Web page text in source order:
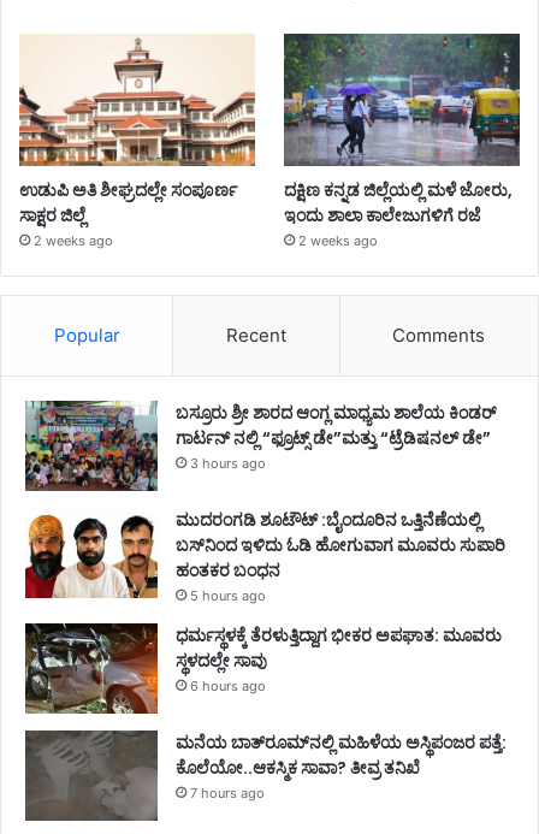
ಉಡುಪಿ ಅತಿ ಶೀಘ್ರದಲ್ಲೇ ಸಂಪೂರ್ಣ
ಸಾಕ್ಷರ ಜಿಲ್ಲೆ
2 weeks ago
ದಕ್ಷಿಣ ಕನ್ನಡ ಜಿಲ್ಲೆಯಲ್ಲಿ ಮಳೆ ಜೋರು,
ಇಂದು ಶಾಲಾ ಕಾಲೇಜುಗಳಿಗೆ ರಜೆ
2 weeks ago
Popular Recent Comments
ಬಸ್ರೂರು ಶ್ರೀ ಶಾರದ ಆಂಗ್ಲ ಮಾಧ್ಯಮ ಶಾಲೆಯ ಕಿಂಡರ್
ಗಾರ್ಟನ್ ನಲ್ಲಿ “ಫ್ರೂಟ್ಸ್ ಡೇ”ಮತ್ತು “ಟ್ರೆಡಿಷನಲ್ ಡೇ”
3 hours ago
ಮುದರಂಗಡಿ ಶೂಟೌಟ್ :ಬೈಂದೂರಿನ ಒತ್ತಿನೆಣೆಯಲ್ಲಿ
ಬಸ್‌ನಿಂದ ಇಳಿದು ಓಡಿ ಹೋಗುವಾಗ ಮೂವರು ಸುಪಾರಿ
ಹಂತಕರ ಬಂಧನ
5 hours ago
ಧರ್ಮಸ್ಥಳಕ್ಕೆ ತೆರಳುತ್ತಿದ್ದಾಗ ಭೀಕರ ಅಪಘಾತ: ಮೂವರು
ಸ್ಥಳದಲ್ಲೇ ಸಾವು
6 hours ago
ಮನೆಯ ಬಾತ್‌ರೂಮ್‌ನಲ್ಲಿ ಮಹಿಳೆಯ ಅಸ್ಥಿಪಂಜರ ಪತ್ತೆ:
ಕೊಲೆಯೋ..ಆಕಸ್ಮಿಕ ಸಾವಾ? ತೀವ್ರ ತನಿಖೆ
7 hours ago